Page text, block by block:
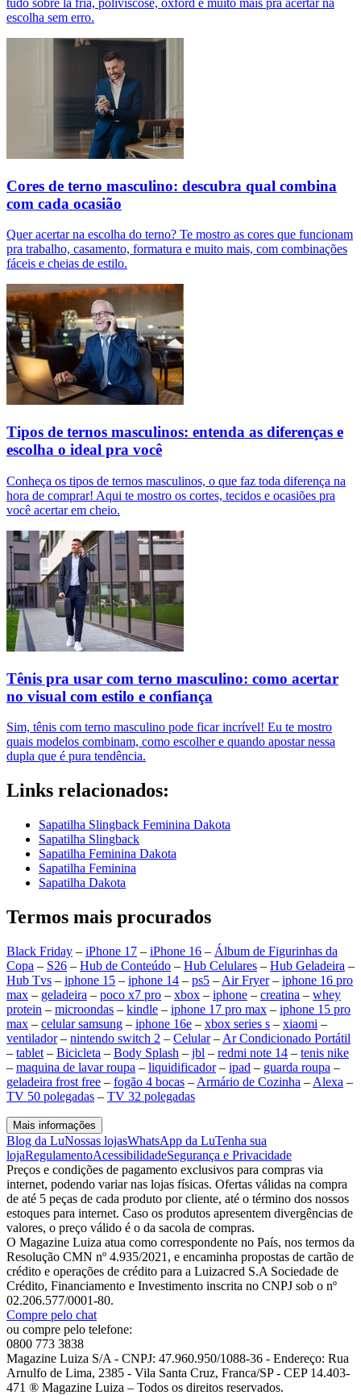
tudo sobre lã fria, poliviscose, oxford e muito mais pra acertar na
escolha sem erro.
Cores de terno masculino: descubra qual combina
com cada ocasião
Quer acertar na escolha do terno? Te mostro as cores que funcionam
pra trabalho, casamento, formatura e muito mais, com combinações
fáceis e cheias de estilo.
Tipos de ternos masculinos: entenda as diferenças e
escolha o ideal pra você
Conheça os tipos de ternos masculinos, o que faz toda diferença na
hora de comprar! Aqui te mostro os cortes, tecidos e ocasiões pra
você acertar em cheio.
Tênis pra usar com terno masculino: como acertar
no visual com estilo e confiança
Sim, tênis com terno masculino pode ficar incrível! Eu te mostro
quais modelos combinam, como escolher e quando apostar nessa
dupla que é pura tendência.
Links relacionados:
Sapatilha Slingback Feminina Dakota
Sapatilha Slingback
Sapatilha Feminina Dakota
Sapatilha Feminina
Sapatilha Dakota
Termos mais procurados
Black Friday – iPhone 17 – iPhone 16 – Álbum de Figurinhas da
Copa – S26 – Hub de Conteúdo – Hub Celulares – Hub Geladeira –
Hub Tvs – iphone 15 – iphone 14 – ps5 – Air Fryer– iphone 16 pro
max – geladeira – poco x7 pro – xbox – iphone – creatina – whey
protein – microondas – kindle – iphone 17 pro max – iphone 15 pro
max – celular samsung – iphone 16e – xbox series s – xiaomi –
ventilador– nintendo switch 2 – Celular– Ar Condicionado Portátil
– tablet – Bicicleta – Body Splash – jbl – redmi note 14 – tenis nike
– maquina de lavar roupa – liquidificador– ipad – guarda roupa –
geladeira frost free – fogão 4 bocas – Armário de Cozinha – Alexa –
TV 50 polegadas – TV 32 polegadas
Mais informações
Blog da LuNossas lojasWhatsApp da LuTenha sua
lojaRegulamentoAcessibilidadeSegurança e Privacidade
Preços e condições de pagamento exclusivos para compras via
internet, podendo variar nas lojas físicas. Ofertas válidas na compra
de até 5 peças de cada produto por cliente, até o término dos nossos
estoques para internet. Caso os produtos apresentem divergências de
valores, o preço válido é o da sacola de compras.
O Magazine Luiza atua como correspondente no País, nos termos da
Resolução CMN nº 4.935/2021, e encaminha propostas de cartão de
crédito e operações de crédito para a Luizacred S.A Sociedade de
Crédito, Financiamento e Investimento inscrita no CNPJ sob o nº
02.206.577/0001-80.
Compre pelo chat
ou compre pelo telefone:
0800 773 3838
Magazine Luiza S/A - CNPJ: 47.960.950/1088-36 - Endereço: Rua
Arnulfo de Lima, 2385 - Vila Santa Cruz, Franca/SP - CEP 14.403-
471 ® Magazine Luiza – Todos os direitos reservados.